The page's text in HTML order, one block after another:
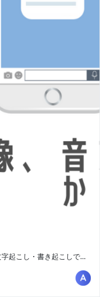
画像、音声、動画のアップで簡単に文字起こし・書き起こしできるサービス